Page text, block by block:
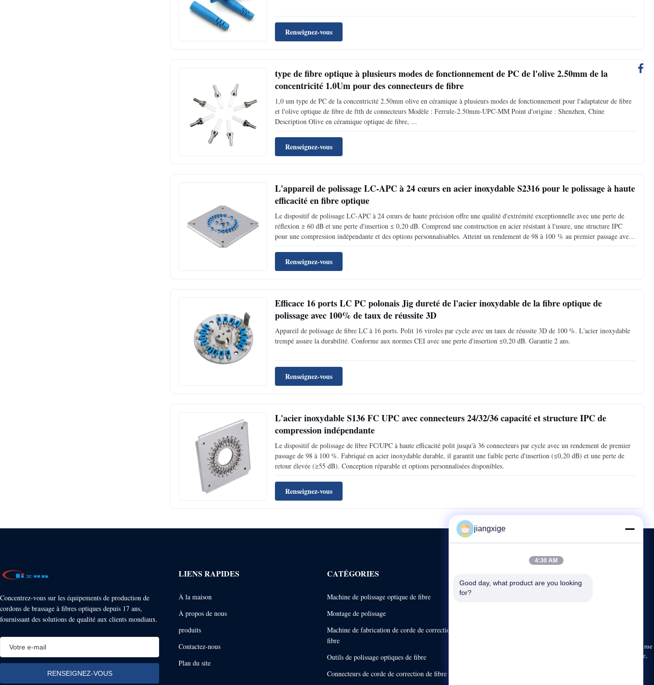
Renseignez-vous
type de fibre optique à plusieurs modes de fonctionnement de PC de l'olive 2.50mm de la
concentricité 1.0Um pour des connecteurs de fibre
1,0 um type de PC de la concentricité 2.50mm olive en céramique à plusieurs modes de fonctionnement pour l'adaptateur de fibre
et l'olive optique de fibre de ftth de connecteurs Modèle : Ferrule-2.50mm-UPC-MM Point d'origine : Shenzhen, Chine
Description Olive en céramique optique de fibre, ...
Renseignez-vous
L'appareil de polissage LC-APC à 24 cœurs en acier inoxydable S2316 pour le polissage à haute
efficacité en fibre optique
Le dispositif de polissage LC-APC à 24 cœurs de haute précision offre une qualité d'extrémité exceptionnelle avec une perte de
réflexion ≥ 60 dB et une perte d'insertion ≤ 0,20 dB. Comprend une construction en acier résistant à l'usure, une structure IPC
pour une compression indépendante et des options personnalisables. Atteint un rendement de 98 à 100 % au premier passage avec
Renseignez-vous
Efficace 16 ports LC PC polonais Jig dureté de l'acier inoxydable de la fibre optique de
polissage avec 100% de taux de réussite 3D
Appareil de polissage de fibre LC à 16 ports. Polit 16 viroles par cycle avec un taux de réussite 3D de 100 %. L'acier inoxydable
trempé assure la durabilité. Conforme aux normes CEI avec une perte d'insertion ≤0,20 dB. Garantie 2 ans.
Renseignez-vous
L'acier inoxydable S136 FC UPC avec connecteurs 24/32/36 capacité et structure IPC de
compression indépendante
Le dispositif de polissage de fibre FC/UPC à haute efficacité polit jusqu'à 36 connecteurs par cycle avec un rendement de premier
passage de 98 à 100 %. Fabriqué en acier inoxydable durable, il garantit une faible perte d'insertion (≤0,20 dB) et une perte de
retour élevée (≥55 dB). Conception réparable et options personnalisées disponibles.
Renseignez-vous
Concentrez-vous sur les équipements de production de
cordons de brassage à fibres optiques depuis 17 ans,
fournissant des solutions de qualité aux clients mondiaux.
LIENS RAPIDES
À la maison
À propos de nous
produits
Contactez-nous
Plan du site
CATÉGORIES
Machine de polissage optique de fibre
Montage de polissage
Machine de fabrication de corde de correction de
fibre
Outils de polissage optiques de fibre
Connecteurs de corde de correction de fibre
Bâtiment C, route de No.42 Gongye, ruelle de Xinerhong, rue
de Shajing, Bao “un secteur, Shenzhen, Guangdong, Chine,
jiangxige
4:30 AM
Good day, what product are you looking
for?